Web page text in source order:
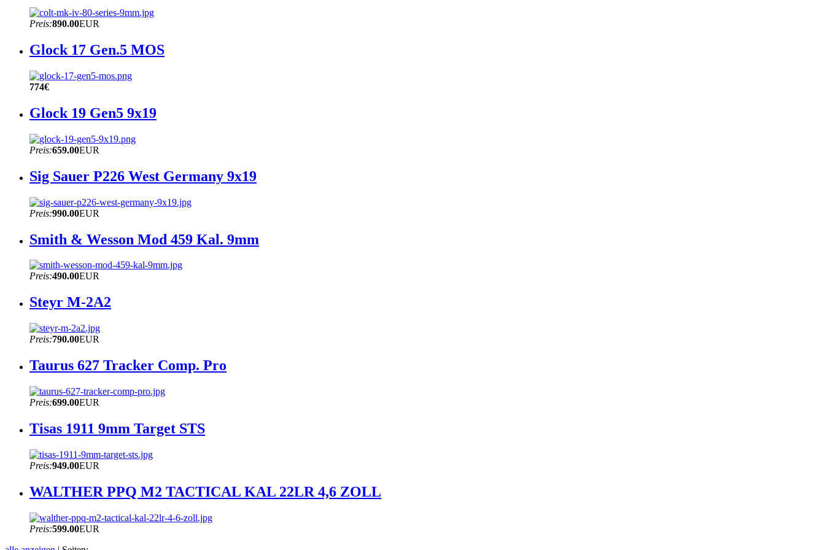
Preis:890.00EUR
Glock 17 Gen.5 MOS
774€
Glock 19 Gen5 9x19
Preis:659.00EUR
Sig Sauer P226 West Germany 9x19
Preis:990.00EUR
Smith & Wesson Mod 459 Kal. 9mm
Preis:490.00EUR
Steyr M-2A2
Preis:790.00EUR
Taurus 627 Tracker Comp. Pro
Preis:699.00EUR
Tisas 1911 9mm Target STS
Preis:949.00EUR
WALTHER PPQ M2 TACTICAL KAL 22LR 4,6 ZOLL
Preis:599.00EUR